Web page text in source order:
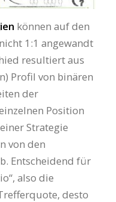
können auf den
1:1 angewandt
resultiert aus
Profil von binären
der
Position
Strategie
von den
Entscheidend für
also die
desto